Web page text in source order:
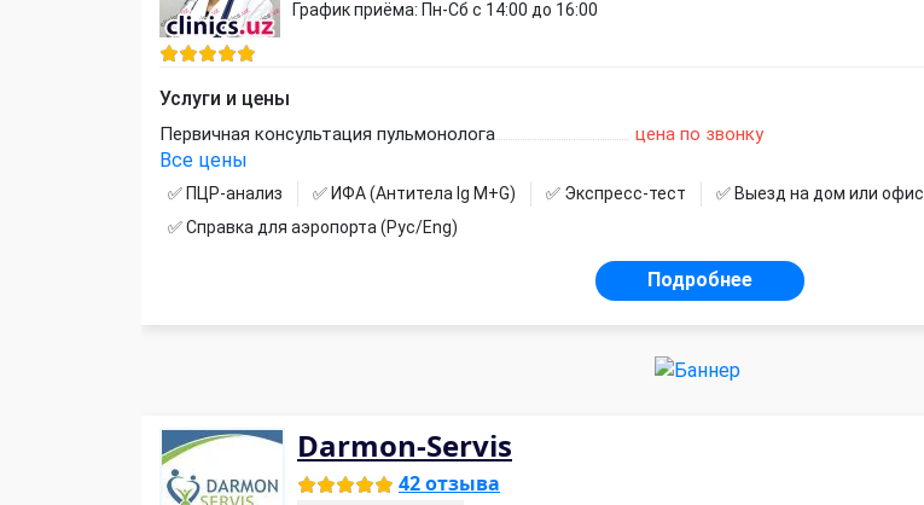
График приёма: Пн-Сб с 14:00 до 16:00
Услуги и цены
Первичная консультация пульмонолога цена по звонку
Все цены
✅ ПЦР-анализ ✅ ИФА (Антитела Ig М+G) ✅ Экспресс-тест
✅ Выезд на дом или офис
✅ Справка для аэропорта (Рус/Eng)
Подробнее
Darmon-Servis
42 отзыва